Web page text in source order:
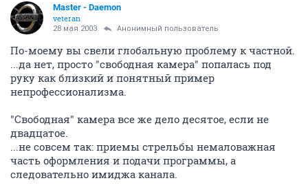
Master - Daemon
veteran
28 мая 2003 Анонимный пользователь
По-моему вы свели глобальную проблему к частной.
...да нет, просто "свободная камера" попалась под
руку как близкий и понятный пример
непрофессионализма.
"Свободная" камера все же дело десятое, если не
двадцатое.
...не совсем так: приемы стрельбы немаловажная
часть оформления и подачи программы, а
следовательно имиджа канала.